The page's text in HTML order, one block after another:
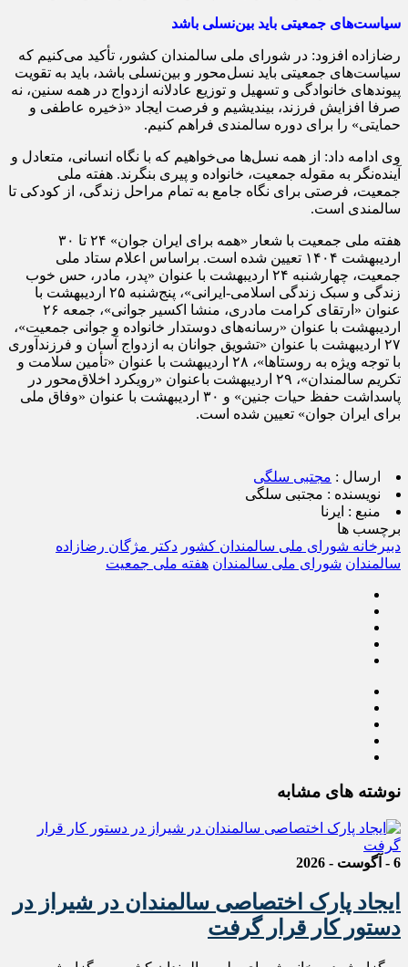
سیاست‌های جمعیتی باید بین‌نسلی باشد
رضازاده افزود: در شورای ملی سالمندان کشور، تأکید می‌کنیم که
سیاست‌های جمعیتی باید نسل‌محور و بین‌نسلی باشد، باید به تقویت
پیوندهای خانوادگی و تسهیل و توزیع عادلانه ازدواج در همه سنین، نه
صرفا افزایش فرزند، بیندیشیم و فرصت ایجاد «ذخیره عاطفی و
حمایتی» را برای دوره سالمندی فراهم کنیم.
وی ادامه داد: از همه نسل‌ها می‌خواهیم که با نگاه انسانی، متعادل و
آینده‌نگر به مقوله جمعیت، خانواده و پیری بنگرند. هفته ملی
جمعیت، فرصتی برای نگاه جامع به تمام مراحل زندگی، از کودکی تا
سالمندی است.
هفته ملی جمعیت با شعار «همه برای ایران جوان» ۲۴ تا ۳۰
اردیبهشت‌ ۱۴۰۴ تعیین شده است. براساس اعلام ستاد ملی
جمعیت، چهارشنبه ۲۴ اردیبهشت با عنوان «پدر، مادر، حس خوب
زندگی و سبک زندگی اسلامی-ایرانی»، پنج‌شنبه ۲۵ اردیبهشت با
عنوان «ارتقای کرامت مادری، منشا اکسیر جوانی»، جمعه ۲۶
اردیبهشت با عنوان «رسانه‌های دوستدار خانواده و جوانی جمعیت»،
۲۷ اردیبهشت با عنوان «تشویق جوانان به ازدواج آسان و فرزندآوری
با توجه ویژه به روستاها»، ۲۸ اردیبهشت با عنوان «تأمین سلامت و
تکریم سالمندان»، ۲۹ اردیبهشت باعنوان «رویکرد اخلاق‌محور در
پاسداشت حفظ حیات جنین» و ۳۰ اردیبهشت با عنوان «وفاق ملی
برای ایران جوان» تعیین شده است.
ارسال : مجتبی سلگی
نویسنده : مجتبی سلگی
منبع : ایرنا
برچسب ها
دبیرخانه شورای ملی سالمندان کشور دکتر مژگان رضازاده
سالمندان شورای ملی سالمندان هفته ملی جمعیت
نوشته های مشابه
6 - آگوست - 2026
ایجاد پارک اختصاصی سالمندان در شیراز در
دستور کار قرار گرفت